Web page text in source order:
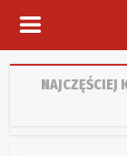
NAJCZĘŚCIEJ